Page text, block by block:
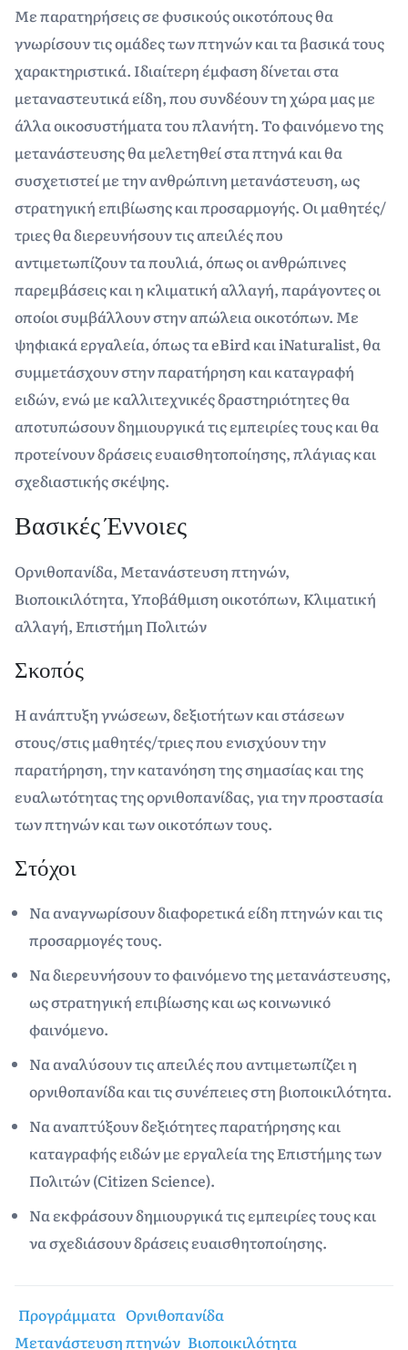
Με παρατηρήσεις σε φυσικούς οικοτόπους θα
γνωρίσουν τις ομάδες των πτηνών και τα βασικά τους
χαρακτηριστικά. Ιδιαίτερη έμφαση δίνεται στα
μεταναστευτικά είδη, που συνδέουν τη χώρα μας με
άλλα οικοσυστήματα του πλανήτη. Το φαινόμενο της
μετανάστευσης θα μελετηθεί στα πτηνά και θα
συσχετιστεί με την ανθρώπινη μετανάστευση, ως
στρατηγική επιβίωσης και προσαρμογής. Οι μαθητές/
τριες θα διερευνήσουν τις απειλές που
αντιμετωπίζουν τα πουλιά, όπως οι ανθρώπινες
παρεμβάσεις και η κλιματική αλλαγή, παράγοντες οι
οποίοι συμβάλλουν στην απώλεια οικοτόπων. Με
ψηφιακά εργαλεία, όπως τα eBird και iNaturalist, θα
συμμετάσχουν στην παρατήρηση και καταγραφή
ειδών, ενώ με καλλιτεχνικές δραστηριότητες θα
αποτυπώσουν δημιουργικά τις εμπειρίες τους και θα
προτείνουν δράσεις ευαισθητοποίησης, πλάγιας και
σχεδιαστικής σκέψης.
Βασικές Έννοιες
Ορνιθοπανίδα, Μετανάστευση πτηνών,
Βιοποικιλότητα, Υποβάθμιση οικοτόπων, Κλιματική
αλλαγή, Επιστήμη Πολιτών
Σκοπός
Η ανάπτυξη γνώσεων, δεξιοτήτων και στάσεων
στους/στις μαθητές/τριες που ενισχύουν την
παρατήρηση, την κατανόηση της σημασίας και της
ευαλωτότητας της ορνιθοπανίδας, για την προστασία
των πτηνών και των οικοτόπων τους.
Στόχοι
Να αναγνωρίσουν διαφορετικά είδη πτηνών και τις
προσαρμογές τους.
Να διερευνήσουν το φαινόμενο της μετανάστευσης,
ως στρατηγική επιβίωσης και ως κοινωνικό
φαινόμενο.
Να αναλύσουν τις απειλές που αντιμετωπίζει η
ορνιθοπανίδα και τις συνέπειες στη βιοποικιλότητα.
Να αναπτύξουν δεξιότητες παρατήρησης και
καταγραφής ειδών με εργαλεία της Επιστήμης των
Πολιτών (Citizen Science).
Να εκφράσουν δημιουργικά τις εμπειρίες τους και
να σχεδιάσουν δράσεις ευαισθητοποίησης.
Προγράμματα Ορνιθοπανίδα
Μετανάστευση πτηνών Βιοποικιλότητα